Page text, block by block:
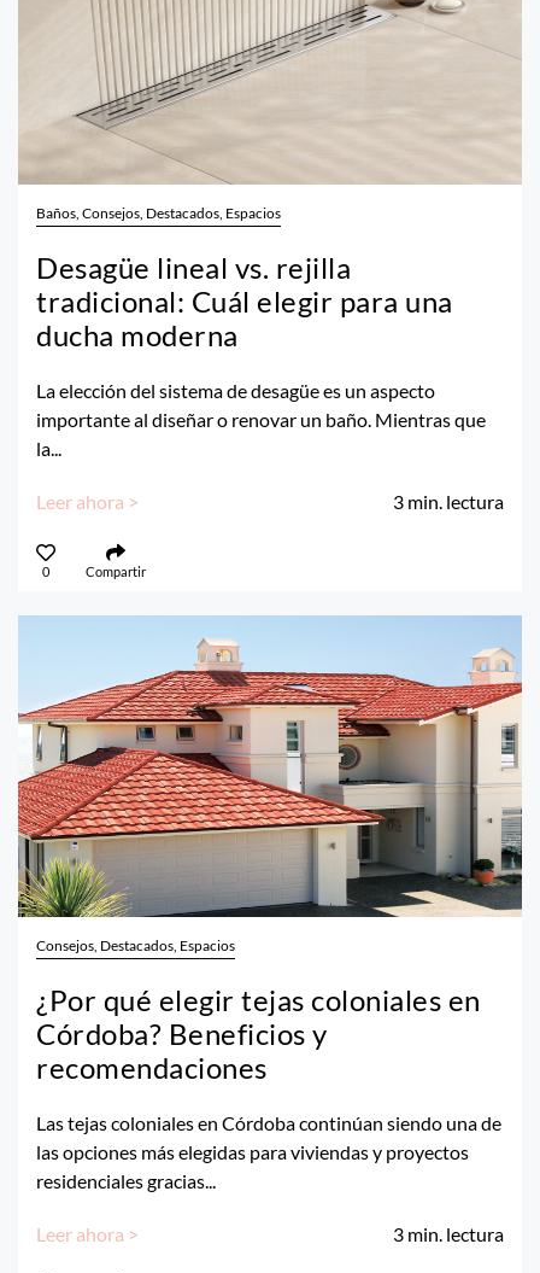
Baños, Consejos, Destacados, Espacios
Desagüe lineal vs. rejilla
tradicional: Cuál elegir para una
ducha moderna
La elección del sistema de desagüe es un aspecto
importante al diseñar o renovar un baño. Mientras que
la...
Leer ahora > 3 min. lectura
0 Compartir
Consejos, Destacados, Espacios
¿Por qué elegir tejas coloniales en
Córdoba? Beneficios y
recomendaciones
Las tejas coloniales en Córdoba continúan siendo una de
las opciones más elegidas para viviendas y proyectos
residenciales gracias...
Leer ahora > 3 min. lectura